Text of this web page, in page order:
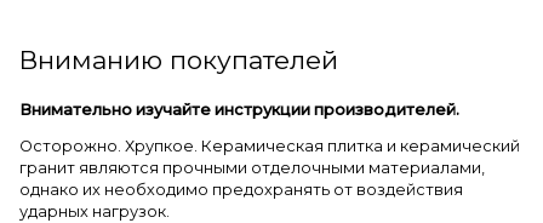
Вниманию покупателей
Внимательно изучайте инструкции производителей.
Осторожно. Хрупкое. Керамическая плитка и керамический
гранит являются прочными отделочными материалами,
однако их необходимо предохранять от воздействия
ударных нагрузок.